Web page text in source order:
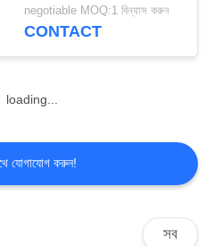
ক্রেন
58
negotiable MOQ:1 বিন্যাস করুন
CONTACT
loading...
যোগাযোগ করুন!
সব